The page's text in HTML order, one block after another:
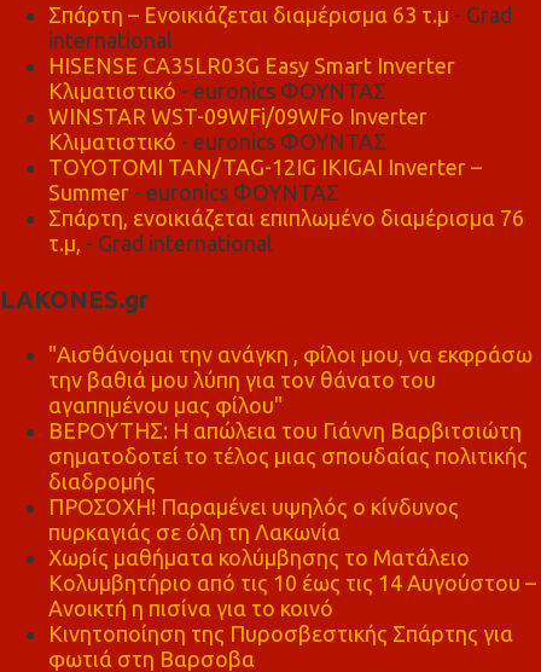
Σπάρτη – Ενοικιάζεται διαμέρισμα 63 τ.μ - Grad
international
HISENSE CA35LR03G Easy Smart Inverter
Κλιματιστικό - euronics ΦΟΥΝΤΑΣ
WINSTAR WST-09WFi/09WFo Inverter
Κλιματιστικό - euronics ΦΟΥΝΤΑΣ
TOYOTOMI TAN/TAG-12IG IKIGAI Inverter –
Summer - euronics ΦΟΥΝΤΑΣ
Σπάρτη, ενοικιάζεται επιπλωμένο διαμέρισμα 76
τ.μ, - Grad international
LAKONES.gr
"Αισθάνομαι την ανάγκη , φίλοι μου, να εκφράσω
την βαθιά μου λύπη για τον θάνατο του
αγαπημένου μας φίλου"
ΒΕΡΟΥΤΗΣ: Η απώλεια του Γιάννη Βαρβιτσιώτη
σηματοδοτεί το τέλος μιας σπουδαίας πολιτικής
διαδρομής
ΠΡΟΣΟΧΗ! Παραμένει υψηλός ο κίνδυνος
πυρκαγιάς σε όλη τη Λακωνία
Χωρίς μαθήματα κολύμβησης το Ματάλειο
Κολυμβητήριο από τις 10 έως τις 14 Αυγούστου –
Ανοικτή η πισίνα για το κοινό
Κινητοποίηση της Πυροσβεστικής Σπάρτης για
φωτιά στη Βαρσοβα